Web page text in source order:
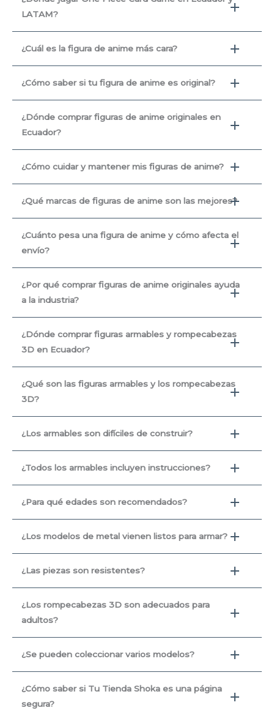
LATAM?
¿Cuál es la figura de anime más cara?
¿Cómo saber si tu figura de anime es original?
¿Dónde comprar figuras de anime originales en
Ecuador?
¿Cómo cuidar y mantener mis figuras de anime?
¿Qué marcas de figuras de anime son las mejores?
¿Cuánto pesa una figura de anime y cómo afecta el
envío?
¿Por qué comprar figuras de anime originales ayuda
a la industria?
¿Dónde comprar figuras armables y rompecabezas
3D en Ecuador?
¿Qué son las figuras armables y los rompecabezas
3D?
¿Los armables son difíciles de construir?
¿Todos los armables incluyen instrucciones?
¿Para qué edades son recomendados?
¿Los modelos de metal vienen listos para armar?
¿Las piezas son resistentes?
¿Los rompecabezas 3D son adecuados para
adultos?
¿Se pueden coleccionar varios modelos?
¿Cómo saber si Tu Tienda Shoka es una página
segura?